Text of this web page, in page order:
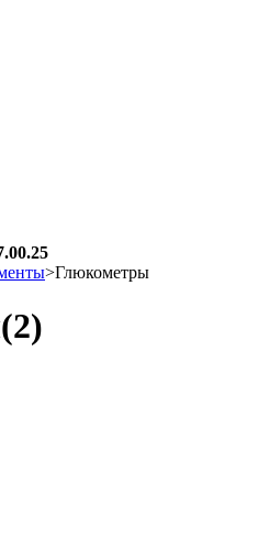
>Глюкометры
(2)